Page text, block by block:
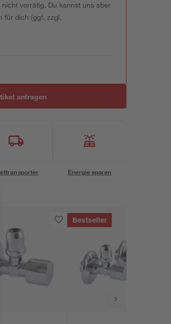
vorrätig. Du kannst uns aber
für dich (ggf. zzgl.
anfragen
Energie sparen
Bestseller